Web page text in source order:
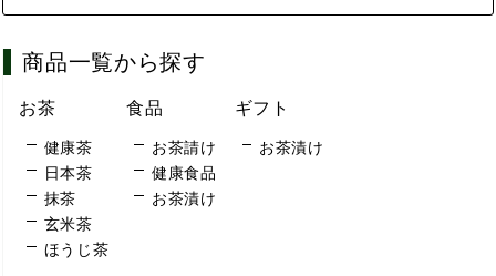
商品一覧から探す
お茶
健康茶
日本茶
抹茶
玄米茶
ほうじ茶
食品
お茶請け
健康食品
お茶漬け
ギフト
お茶漬け